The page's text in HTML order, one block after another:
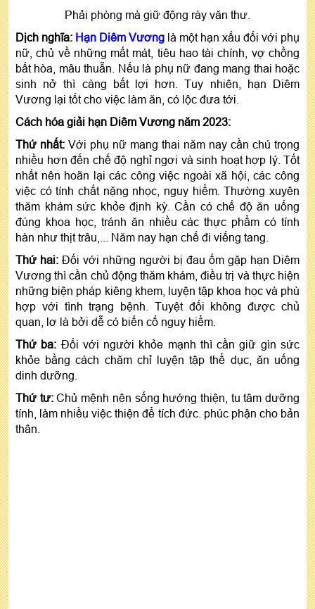
Phải phòng mà giữ động rày văn thư.
Dịch nghĩa: Hạn Diêm Vương là một hạn xấu đối với phụ
nữ, chủ về những mất mát, tiêu hao tài chính, vợ chồng
bất hòa, mâu thuẫn. Nếu là phụ nữ đang mang thai hoặc
sinh nở thì càng bất lợi hơn. Tuy nhiên, hạn Diêm
Vương lại tốt cho việc làm ăn, có lộc đưa tới.
Cách hóa giải hạn Diêm Vương năm 2023:
Thứ nhất: Với phụ nữ mang thai năm nay cần chú trọng
nhiều hơn đến chế độ nghỉ ngơi và sinh hoạt hợp lý. Tốt
nhất nên hoãn lại các công việc ngoài xã hội, các công
việc có tính chất nặng nhọc, nguy hiểm. Thường xuyên
thăm khám sức khỏe định kỳ. Cần có chế độ ăn uống
đúng khoa học, tránh ăn nhiều các thực phẩm có tính
hàn như thịt trâu,... Năm nay hạn chế đi viếng tang.
Thứ hai: Đối với những người bị đau ốm gặp hạn Diêm
Vương thì cần chủ động thăm khám, điều trị và thực hiện
những biện pháp kiêng khem, luyện tập khoa học và phù
hợp với tình trạng bệnh. Tuyệt đối không được chủ
quan, lơ là bởi dễ có biến cố nguy hiểm.
Thứ ba: Đối với người khỏe mạnh thì cần giữ gìn sức
khỏe bằng cách chăm chỉ luyện tập thể dục, ăn uống
dinh dưỡng.
Thứ tư:Chủ mệnh nên sống hướng thiện, tu tâm dưỡng
tính, làm nhiều việc thiện để tích đức. phúc phận cho bản
thân.